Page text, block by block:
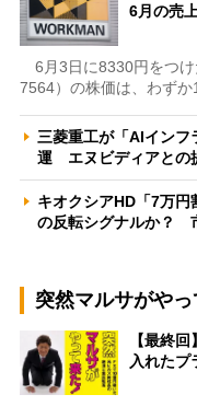
6月の売
6月3日に8330円をつけ
7564）の株価は、わず
三菱重工が「AIインフ
運 エヌビディアとの
キオクシアHD「7万
の反転シグナルか？
突然マルサがやっ
【最終
入れた